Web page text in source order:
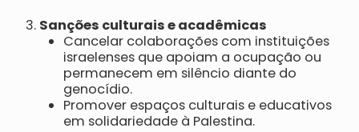
Sanções culturais e acadêmicas
Cancelar colaborações com instituições
israelenses que apoiam a ocupação ou
permanecem em silêncio diante do
genocídio.
Promover espaços culturais e educativos
em solidariedade à Palestina.